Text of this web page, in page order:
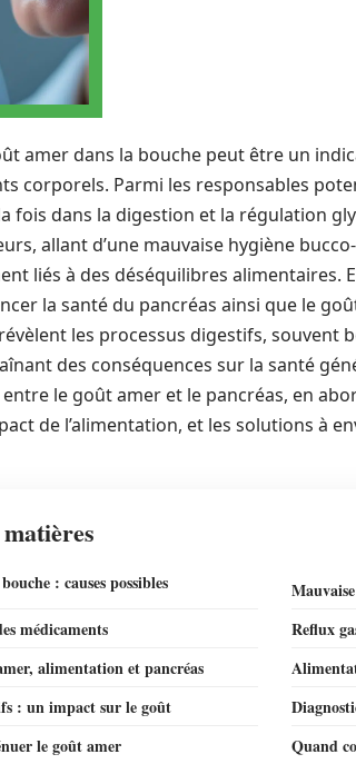
amer dans la bouche peut être un
corporels. Parmi les responsables
fois dans la digestion et la régulation
allant d’une mauvaise hygiène
liés à des déséquilibres alimentaires.
la santé du pancréas ainsi que le
les processus digestifs, souvent
des conséquences sur la santé
le goût amer et le pancréas, en
de l’alimentation, et les solutions à
: causes possibles
médicaments
Reflux
alimentation et pancréas
: un impact sur le goût
le goût amer
Quand